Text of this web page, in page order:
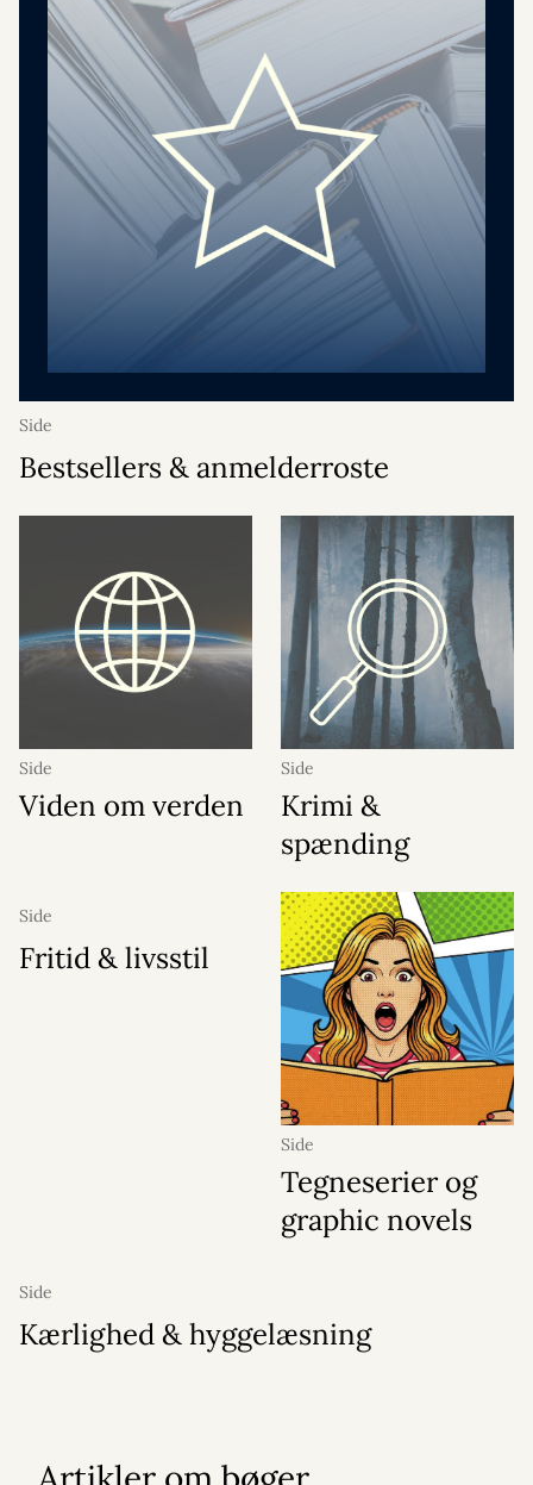
Side
Bestsellers & anmelderroste
Side
Viden om verden
Side
Krimi &
spænding
Side
Fritid & livsstil
Side
Tegneserier og
graphic novels
Side
Kærlighed & hyggelæsning